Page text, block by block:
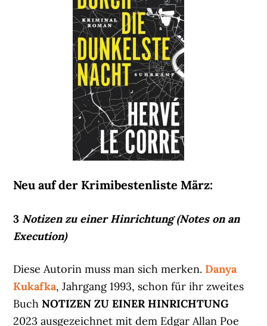
Neu auf der Krimibestenliste März:
3 Notizen zu einer Hinrichtung (Notes on an
Execution)
Diese Autorin muss man sich merken. Danya
Kukafka, Jahrgang 1993, schon für ihr zweites
BuchNOTIZEN ZU EINER HINRICHTUNG
2023 ausgezeichnet mit dem Edgar Allan Poe